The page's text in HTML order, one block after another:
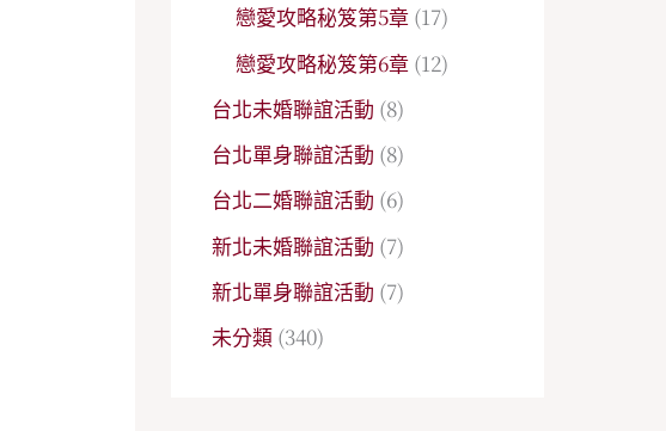
戀愛攻略秘笈第5章 (17)
戀愛攻略秘笈第6章 (12)
台北未婚聯誼活動 (8)
台北單身聯誼活動 (8)
台北二婚聯誼活動 (6)
新北未婚聯誼活動 (7)
新北單身聯誼活動 (7)
未分類 (340)